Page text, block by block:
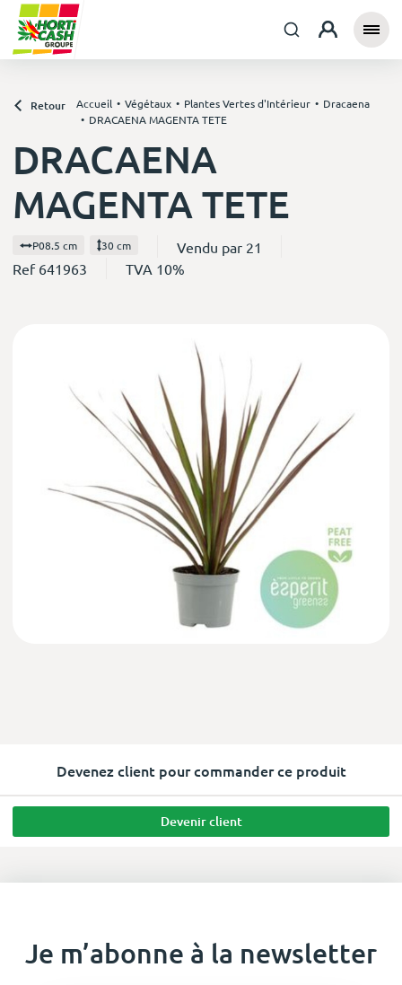
Retour Accueil Végétaux Plantes Vertes d'Intérieur
Dracaena
DRACAENA MAGENTA TETE
DRACAENA
MAGENTA TETE
P08.5 cm 30 cm
Vendu par 21
Ref 641963
TVA 10%
Devenez client pour commander ce produit
Devenir client
Je m’abonne à la newsletter